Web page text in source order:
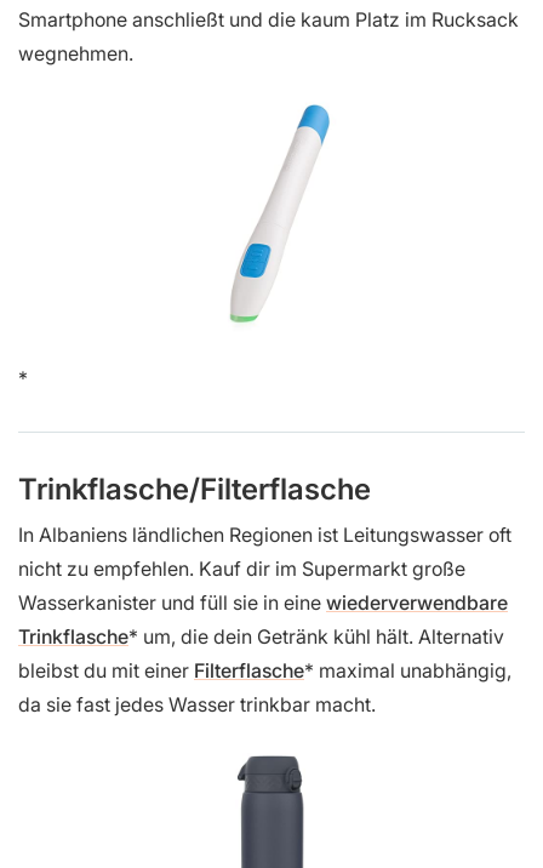
Smartphone anschließt und die kaum Platz im Rucksack
wegnehmen.
Trinkflasche/Filterflasche
In Albaniens ländlichen Regionen ist Leitungswasser oft
nicht zu empfehlen. Kauf dir im Supermarkt große
Wasserkanister und füll sie in eine wiederverwendbare
Trinkflasche
um, die dein Getränk kühl hält. Alternativ
bleibst du mit einer Filterflasche
maximal unabhängig,
da sie fast jedes Wasser trinkbar macht.